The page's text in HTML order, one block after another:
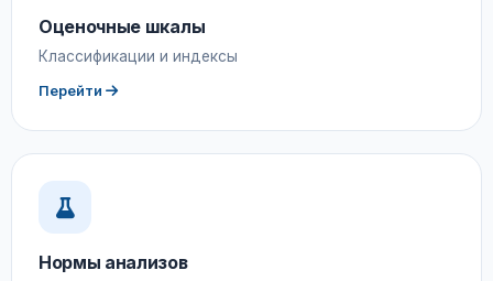
Оценочные шкалы
Классификации и индексы
Перейти
Нормы анализов